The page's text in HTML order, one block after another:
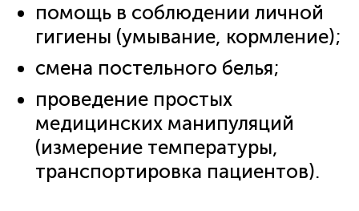
помощь в соблюдении личной
гигиены (умывание, кормление);
смена постельного белья;
проведение простых
медицинских манипуляций
(измерение температуры,
транспортировка пациентов).